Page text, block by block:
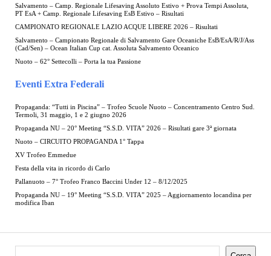
Salvamento – Camp. Regionale Lifesaving Assoluto Estivo + Prova Tempi Assoluta,
PT EsA + Camp. Regionale Lifesaving EsB Estivo – Risultati
CAMPIONATO REGIONALE LAZIO ACQUE LIBERE 2026 – Risultati
Salvamento – Campionato Regionale di Salvamento Gare Oceaniche EsB/EsA/R/J/Ass
(Cad/Sen) – Ocean Italian Cup cat. Assoluta Salvamento Oceanico
Nuoto – 62° Settecolli – Porta la tua Passione
Eventi Extra Federali
Propaganda: “Tutti in Piscina” – Trofeo Scuole Nuoto – Concentramento Centro Sud.
Termoli, 31 maggio, 1 e 2 giugno 2026
Propaganda NU – 20° Meeting “S.S.D. VITA” 2026 – Risultati gare 3ª giornata
Nuoto – CIRCUITO PROPAGANDA 1° Tappa
XV Trofeo Emmedue
Festa della vita in ricordo di Carlo
Pallanuoto – 7° Trofeo Franco Baccini Under 12 – 8/12/2025
Propaganda NU – 19° Meeting “S.S.D. VITA” 2025 – Aggiornamento locandina per
modifica Iban